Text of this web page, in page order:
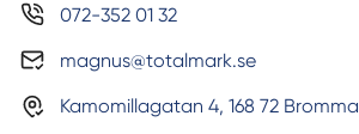
072-352 01 32
magnus@totalmark.se
Kamomillagatan 4, 168 72 Bromma